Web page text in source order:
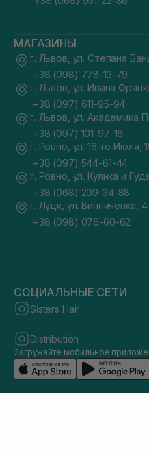
МАГАЗИНЫ
г. Львов, ул. Степана
+38 (098) 778-13-79
г. Львов, ул. Ивана
+38 (097) 611-95-94
г. Львов, ул. Академика
+38 (097) 101-97-16
г. Ровно, ул. 16-го Июля,
+38 (097) 544-61-44
г. Ровно, ул. Кулика и
+38 (068) 209-34-88
г. Луцк, ул. Винниченка, 4
+38 (098) 076-60-62
СОЦИАЛЬНЫЕ СЕТИ
Sisters Hair
Distribution
Загружайте мобильное